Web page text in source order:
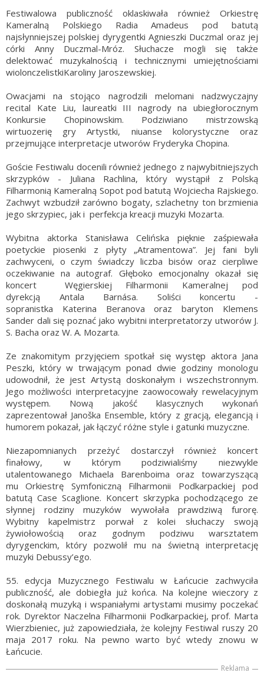
Festiwalowa publiczność oklaskiwała również Orkiestrę
Kameralną Polskiego Radia Amadeus pod batutą
najsłynniejszej polskiej dyrygentki Agnieszki Duczmal oraz jej
córki Anny Duczmal-Mróz. Słuchacze mogli się także
delektować muzykalnością i technicznymi umiejętnościami
wiolonczelistkiKaroliny Jaroszewskiej.
Owacjami na stojąco nagrodzili melomani nadzwyczajny
recital Kate Liu, laureatki III nagrody na ubiegłorocznym
Konkursie Chopinowskim. Podziwiano mistrzowską
wirtuozerię gry Artystki, niuanse kolorystyczne oraz
przejmujące interpretacje utworów Fryderyka Chopina.
Goście Festiwalu docenili również jednego z najwybitniejszych
skrzypków - Juliana Rachlina, który wystąpił z Polską
Filharmonią Kameralną Sopot pod batutą Wojciecha Rajskiego.
Zachwyt wzbudził zarówno bogaty, szlachetny ton brzmienia
jego skrzypiec, jak i perfekcja kreacji muzyki Mozarta.
Wybitna aktorka Stanisława Celińska pięknie zaśpiewała
poetyckie piosenki z płyty „Atramentowa”. Jej fani byli
zachwyceni, o czym świadczy liczba bisów oraz cierpliwe
oczekiwanie na autograf. Głęboko emocjonalny okazał się
koncert Węgierskiej Filharmonii Kameralnej pod
dyrekcją Antala Barnása. Soliści koncertu -
sopranistka Katerina Beranova oraz baryton Klemens
Sander dali się poznać jako wybitni interpretatorzy utworów J.
S. Bacha oraz W. A. Mozarta.
Ze znakomitym przyjęciem spotkał się występ aktora Jana
Peszki, który w trwającym ponad dwie godziny monologu
udowodnił, że jest Artystą doskonałym i wszechstronnym.
Jego możliwości interpretacyjne zaowocowały rewelacyjnym
występem. Nową jakość klasycznych wykonań
zaprezentował Janoška Ensemble, który z gracją, elegancją i
humorem pokazał, jak łączyć różne style i gatunki muzyczne.
Niezapomnianych przeżyć dostarczył również koncert
finałowy, w którym podziwialiśmy niezwykle
utalentowanego Michaela Barenboima oraz towarzyszącą
mu Orkiestrę Symfoniczną Filharmonii Podkarpackiej pod
batutą Case Scaglione. Koncert skrzypka pochodzącego ze
słynnej rodziny muzyków wywołała prawdziwą furorę.
Wybitny kapelmistrz porwał z kolei słuchaczy swoją
żywiołowością oraz godnym podziwu warsztatem
dyrygenckim, który pozwolił mu na świetną interpretację
muzyki Debussy’ego.
55. edycja Muzycznego Festiwalu w Łańcucie zachwyciła
publiczność, ale dobiegła już końca. Na kolejne wieczory z
doskonałą muzyką i wspaniałymi artystami musimy poczekać
rok. Dyrektor Naczelna Filharmonii Podkarpackiej, prof. Marta
Wierzbieniec, już zapowiedziała, że kolejny Festiwal ruszy 20
maja 2017 roku. Na pewno warto być wtedy znowu w
Łańcucie.
Reklama